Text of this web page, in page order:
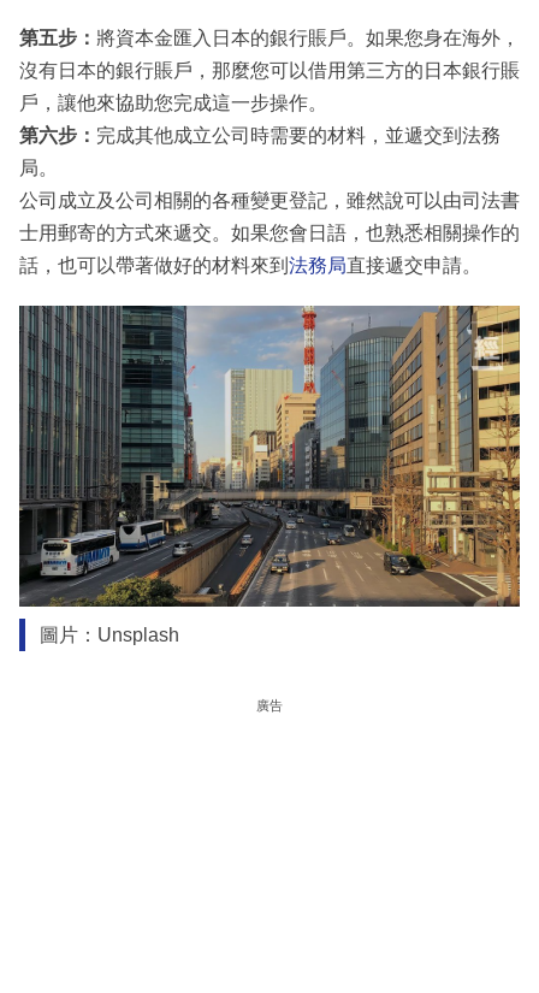
第五步： 將資本金匯入日本的銀行賬戶。如果您身在海外，
沒有日本的銀行賬戶，那麼您可以借用第三方的日本銀行賬
戶，讓他來協助您完成這一步操作。
第六步： 完成其他成立公司時需要的材料，並遞交到法務
局。
公司成立及公司相關的各種變更登記，雖然說可以由司法書
士用郵寄的方式來遞交。如果您會日語，也熟悉相關操作的
話，也可以帶著做好的材料來到 法務局直接遞交申請。
圖片：Unsplash
廣告